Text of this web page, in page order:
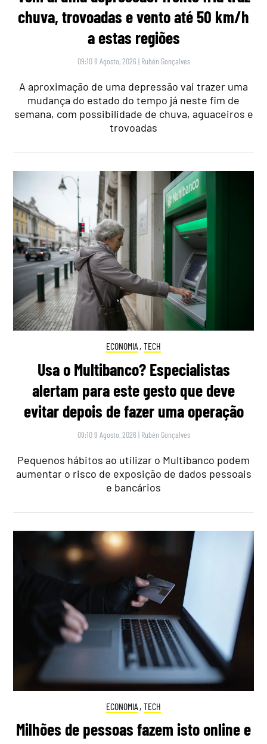
chuva, trovoadas e vento até 50 km/h
a estas regiões
09:10 8 Agosto, 2026 | Rubén Gonçalves
A aproximação de uma depressão vai trazer uma
mudança do estado do tempo já neste fim de
semana, com possibilidade de chuva, aguaceiros e
trovoadas
ECONOMIA , TECH
Usa o Multibanco? Especialistas
alertam para este gesto que deve
evitar depois de fazer uma operação
09:10 9 Agosto, 2026 | Rubén Gonçalves
Pequenos hábitos ao utilizar o Multibanco podem
aumentar o risco de exposição de dados pessoais
e bancários
ECONOMIA , TECH
Milhões de pessoas fazem isto online e